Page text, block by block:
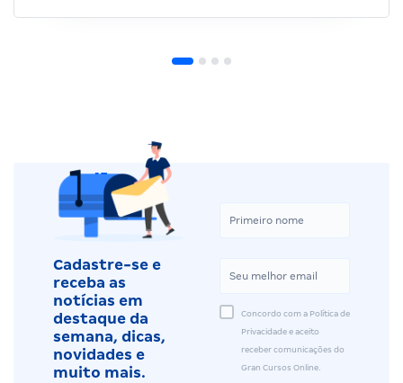
Cadastre-se e
receba as
notícias em
destaque da
semana, dicas,
novidades e
muito mais.
Concordo com a Política de
Privacidade e aceito
receber comunicações do
Gran Cursos Online.